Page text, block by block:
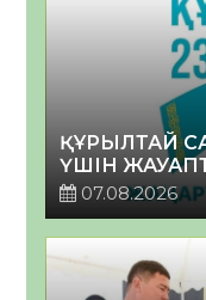
ҚҰРЫЛТАЙ
ҮШІН
07.08.2026